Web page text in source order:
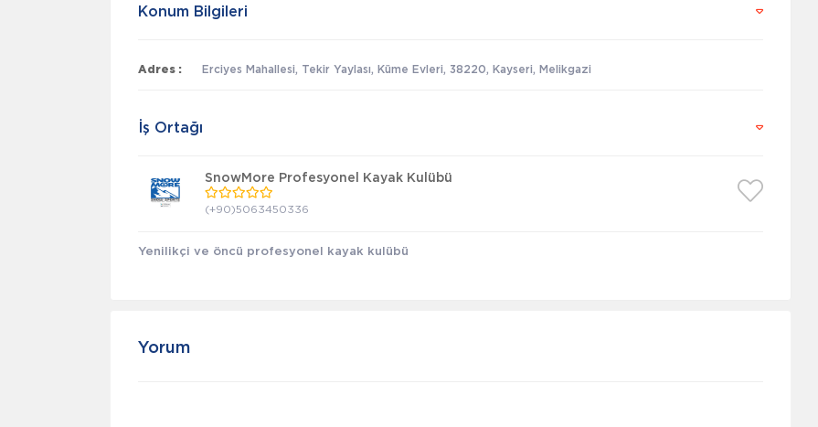
Konum Bilgileri
Adres : Erciyes Mahallesi, Tekir Yaylası, Küme Evleri, 38220, Kayseri, Melikgazi
İş Ortağı
SnowMore Profesyonel Kayak Kulübü
(+90)5063450336
Yenilikçi ve öncü profesyonel kayak kulübü
Yorum